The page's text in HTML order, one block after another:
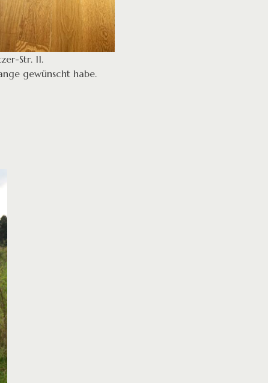
Str. 11.
gewünscht habe.